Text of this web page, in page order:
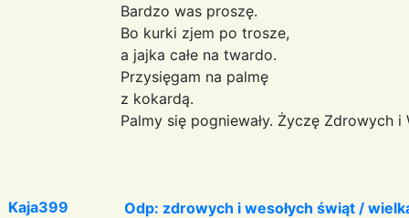
Bardzo was proszę.
Bo kurki zjem po trosze,
a jajka całe na twardo.
Przysięgam na palmę
z kokardą.
Palmy się pogniewały. Życzę Zdrowych i
Kaja399
Odp: zdrowych i wesołych świąt /